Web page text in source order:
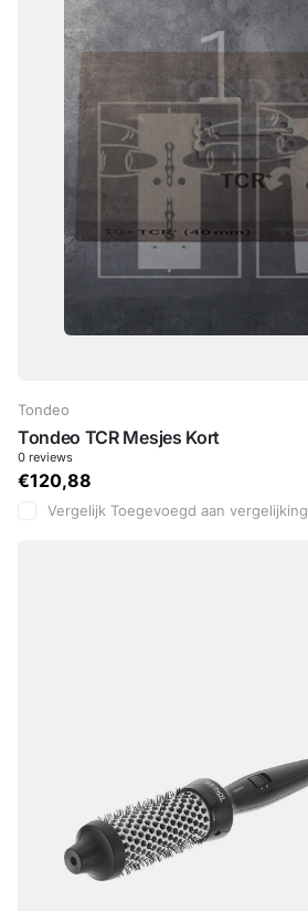
Tondeo
Tondeo TCR Mesjes Kort
0 reviews
€120,88
Vergelijk Toegevoegd aan vergelijking